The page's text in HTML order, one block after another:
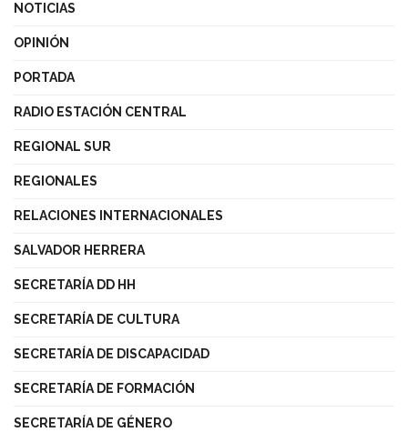
NOTICIAS
OPINIÓN
PORTADA
RADIO ESTACIÓN CENTRAL
REGIONAL SUR
REGIONALES
RELACIONES INTERNACIONALES
SALVADOR HERRERA
SECRETARÍA DD HH
SECRETARÍA DE CULTURA
SECRETARÍA DE DISCAPACIDAD
SECRETARÍA DE FORMACIÓN
SECRETARÍA DE GÉNERO